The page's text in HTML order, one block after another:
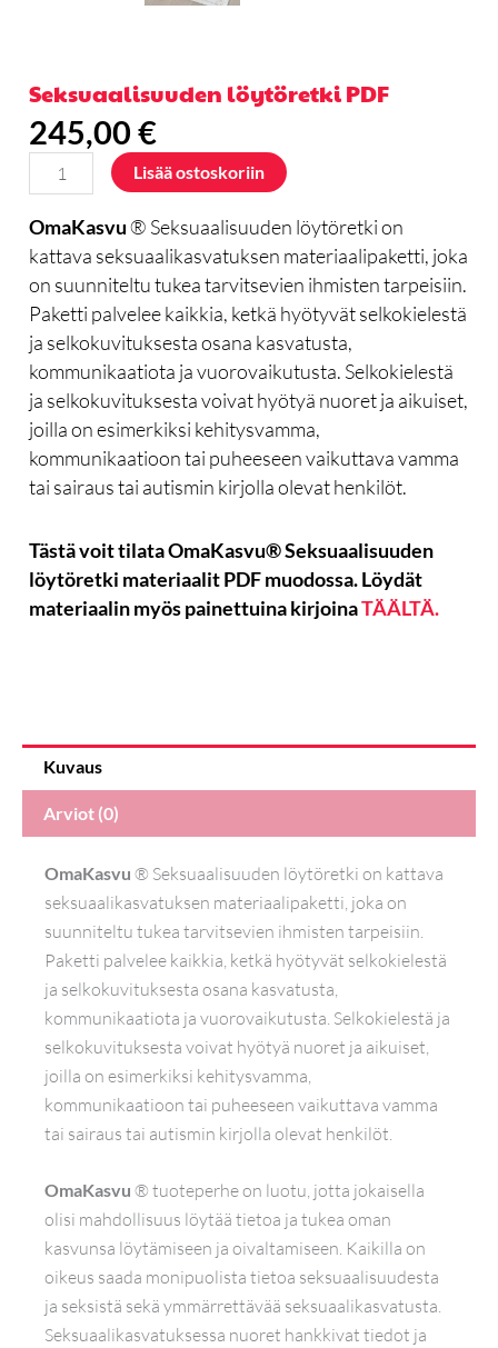
Seksuaalisuuden löytöretki PDF
245,00€
Seksuaalisuuden
löytöretki
PDF
määrä
Lisää ostoskoriin
OmaKasvu® Seksuaalisuuden löytöretki on
kattava seksuaalikasvatuksen materiaalipaketti, joka
on suunniteltu tukea tarvitsevien ihmisten tarpeisiin.
Paketti palvelee kaikkia, ketkä hyötyvät selkokielestä
ja selkokuvituksesta osana kasvatusta,
kommunikaatiota ja vuorovaikutusta. Selkokielestä
ja selkokuvituksesta voivat hyötyä nuoret ja aikuiset,
joilla on esimerkiksi kehitysvamma,
kommunikaatioon tai puheeseen vaikuttava vamma
tai sairaus tai autismin kirjolla olevat henkilöt.
Tästä voit tilata OmaKasvu® Seksuaalisuuden
löytöretki materiaalit PDF muodossa. Löydät
materiaalin myös painettuina kirjoinaTÄÄLTÄ.
Kuvaus
Arviot (0)
OmaKasvu ® Seksuaalisuuden löytöretki on kattava
seksuaalikasvatuksen materiaalipaketti, joka on
suunniteltu tukea tarvitsevien ihmisten tarpeisiin.
Paketti palvelee kaikkia, ketkä hyötyvät selkokielestä
ja selkokuvituksesta osana kasvatusta,
kommunikaatiota ja vuorovaikutusta. Selkokielestä ja
selkokuvituksesta voivat hyötyä nuoret ja aikuiset,
joilla on esimerkiksi kehitysvamma,
kommunikaatioon tai puheeseen vaikuttava vamma
tai sairaus tai autismin kirjolla olevat henkilöt.
OmaKasvu ® tuoteperhe on luotu, jotta jokaisella
olisi mahdollisuus löytää tietoa ja tukea oman
kasvunsa löytämiseen ja oivaltamiseen. Kaikilla on
oikeus saada monipuolista tietoa seksuaalisuudesta
ja seksistä sekä ymmärrettävää seksuaalikasvatusta.
Seksuaalikasvatuksessa nuoret hankkivat tiedot ja